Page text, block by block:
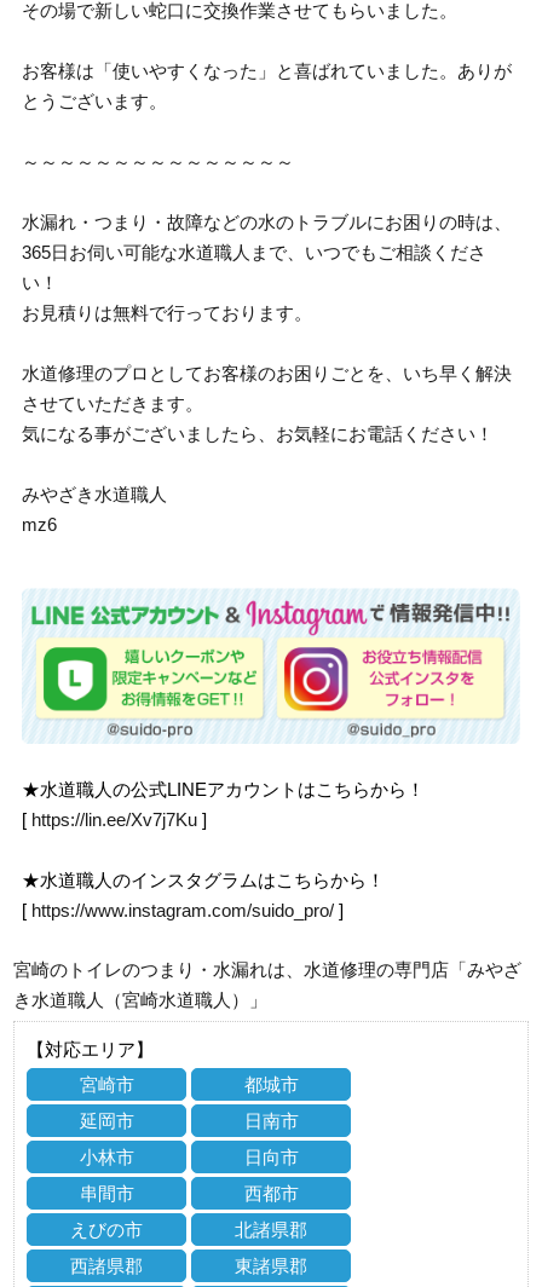
その場で新しい蛇口に交換作業させてもらいました。
お客様は「使いやすくなった」と喜ばれていました。ありが
とうございます。
～～～～～～～～～～～～～～～
水漏れ・つまり・故障などの水のトラブルにお困りの時は、
365日お伺い可能な水道職人まで、いつでもご相談くださ
い！
お見積りは無料で行っております。
水道修理のプロとしてお客様のお困りごとを、いち早く解決
させていただきます。
気になる事がございましたら、お気軽にお電話ください！
みやざき水道職人
mz6
★水道職人の公式LINEアカウントはこちらから！
[ https://lin.ee/Xv7j7Ku ]
★水道職人のインスタグラムはこちらから！
[ https://www.instagram.com/suido_pro/ ]
宮崎のトイレのつまり・水漏れは、水道修理の専門店「みやざ
き水道職人（宮崎水道職人）」
【対応エリア】
宮崎市
都城市
延岡市
日南市
小林市
日向市
串間市
西都市
えびの市
北諸県郡
西諸県郡
東諸県郡